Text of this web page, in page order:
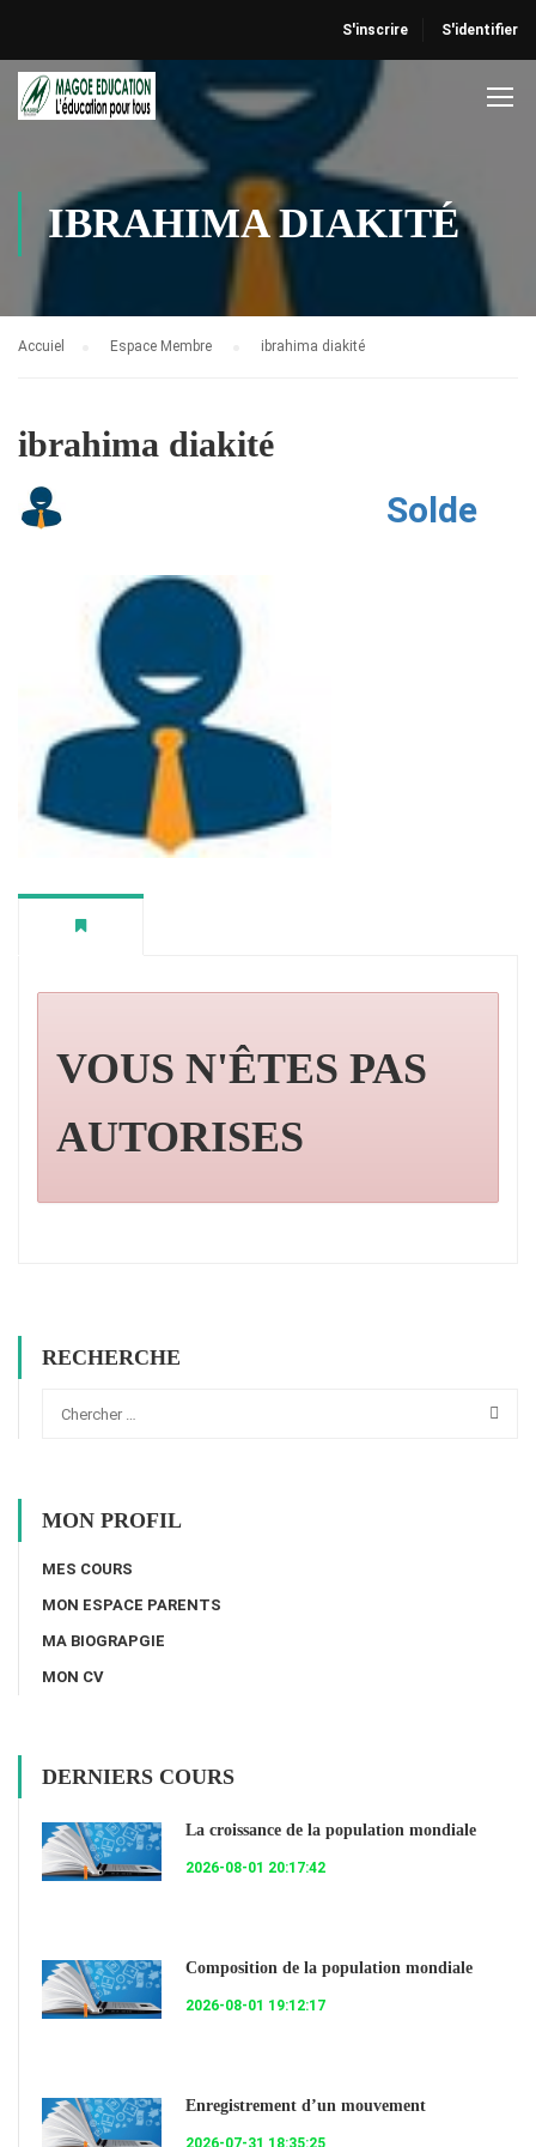
S'inscrire S'identifier
IBRAHIMA DIAKITÉ
Accuiel Espace Membre ibrahima diakité
ibrahima diakité
Solde
VOUS N'ÊTES PAS
AUTORISES
RECHERCHE
MON PROFIL
MES COURS
MON ESPACE PARENTS
MA BIOGRAPGIE
MON CV
DERNIERS COURS
La croissance de la population mondiale
2026-08-01 20:17:42
Composition de la population mondiale
2026-08-01 19:12:17
Enregistrement d’un mouvement